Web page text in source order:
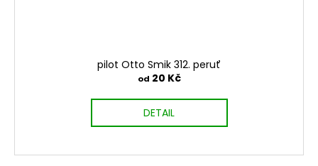
pilot Otto Smik 312. peruť
od 20 Kč
DETAIL